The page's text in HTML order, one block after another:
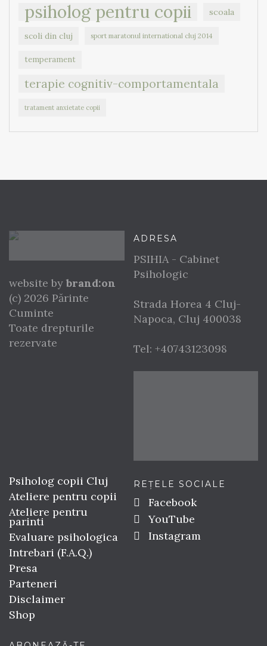
psiholog pentru copii
scoala
scoli din cluj sport maratonul international cluj 2014
temperament
terapie cognitiv-comportamentala
tratament anxietate copii
website by brand:on
(c) 2026 Părinte
Cuminte
Toate drepturile
rezervate
ADRESA
PSIHIA - Cabinet
Psihologic
Strada Horea 4 Cluj-
Napoca, Cluj 400038
Tel: +40743123098
Psiholog copii Cluj
Ateliere pentru copii
Ateliere pentru
parinti
Evaluare psihologica
Intrebari (F.A.Q.)
Presa
Parteneri
Disclaimer
Shop
REȚELE SOCIALE
Facebook
YouTube
Instagram